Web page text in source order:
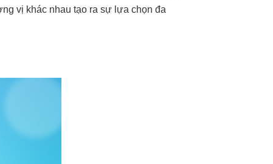
vị khác nhau tạo ra sự lựa chọn đa